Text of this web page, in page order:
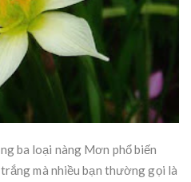
ba loại nàng Mơn phổ biến
mà nhiều bạn thường gọi là